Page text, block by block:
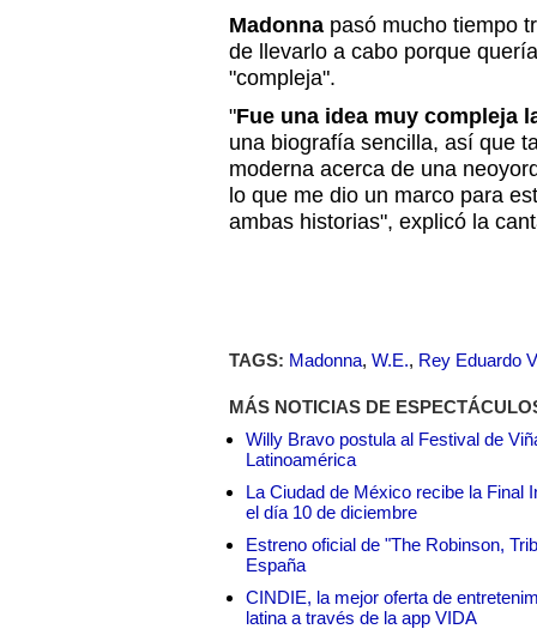
Madonna pasó mucho tiempo
de llevarlo a cabo porque
"compleja".
"Fue una idea muy compleja
una biografía sencilla, así que
moderna acerca de una
lo que me dio un marco para
ambas historias", explicó la
TAGS: Madonna, W.E., Rey Eduardo
MÁS NOTICIAS DE
Willy Bravo postula al Festival de
Latinoamérica
La Ciudad de México recibe la Final
el día 10 de diciembre
Estreno oficial de "The Robinson,
España
CINDIE, la mejor oferta de
latina a través de la app VIDA